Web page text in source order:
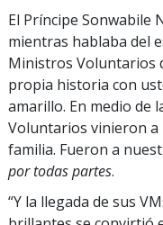
El Príncipe Sonwabile
mientras hablaba del
Ministros Voluntarios
propia historia con
amarillo. En medio de
Voluntarios vinieron a
familia. Fueron a
por todas partes.
“Y la llegada de sus